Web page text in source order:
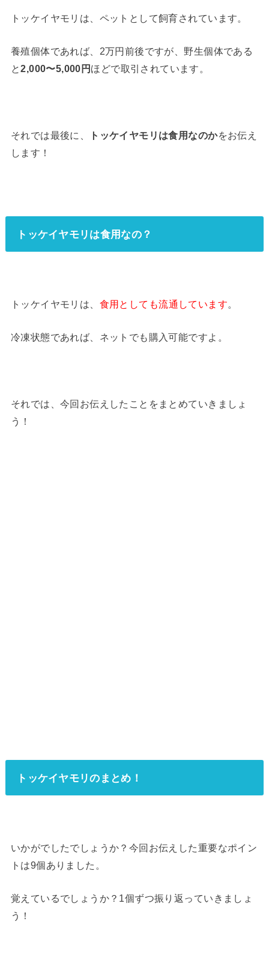
トッケイヤモリは、ペットとして飼育されています。
養殖個体であれば、2万円前後ですが、野生個体である
と2,000〜5,000円 ほどで取引されています。
それでは最後に、 トッケイヤモリは食用なのかをお伝え
します！
トッケイヤモリは食用なの？
トッケイヤモリは、 食用としても流通しています。
冷凍状態であれば、ネットでも購入可能ですよ。
それでは、今回お伝えしたことをまとめていきましょ
う！
トッケイヤモリのまとめ！
いかがでしたでしょうか？今回お伝えした重要なポイン
トは9個ありました。
覚えているでしょうか？1個ずつ振り返っていきましょ
う！